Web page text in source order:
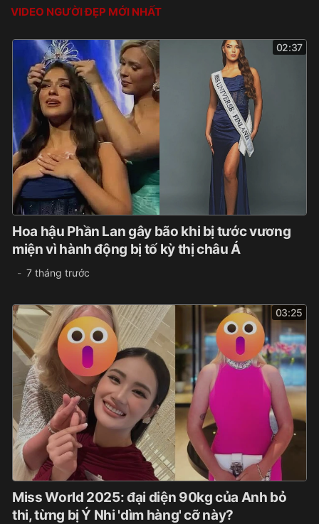
VIDEO NGƯỜI ĐẸP MỚI NHẤT
02:37
Hoa hậu Phần Lan gây bão khi bị tước vương
miện vì hành động bị tố kỳ thị châu Á
7 tháng trước
03:25
Miss World 2025: đại diện 90kg của Anh bỏ
thi, từng bị Ý Nhi 'dìm hàng' cỡ này?